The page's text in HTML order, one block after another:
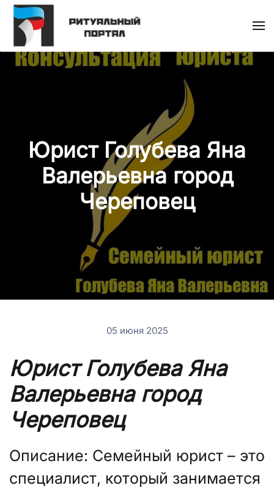
Skip
to
main
Юрист Голубева Яна
Валерьевна город
Череповец
05 июня 2025
Юрист Голубева Яна
Валерьевна город
Череповец
Описание: Семейный юрист – это
специалист, который занимается